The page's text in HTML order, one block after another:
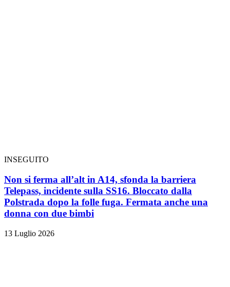
INSEGUITO
Non si ferma all’alt in A14, sfonda la barriera
Telepass, incidente sulla SS16. Bloccato dalla
Polstrada dopo la folle fuga. Fermata anche una
donna con due bimbi
13 Luglio 2026